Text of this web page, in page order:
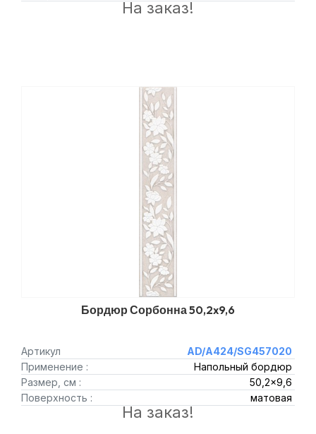
На заказ!
Бордюр Сорбонна 50,2x9,6
Артикул
AD/A424/SG457020
Применение :
Напольный бордюр
Размер, см :
50,2x9,6
Поверхность :
матовая
На заказ!